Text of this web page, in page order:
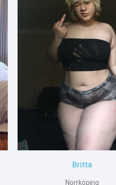
Britta
Norrköping